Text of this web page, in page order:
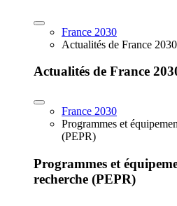
France 2030
Actualités de France 2030
Actualités de France
France 2030
Programmes et
(PEPR)
Programmes et
recherche (PEPR)